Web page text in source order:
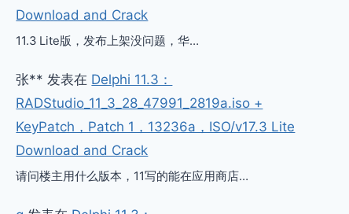
Download and Crack
11.3 Lite版，发布上架没问题，华…
张** 发表在 Delphi 11.3：
RADStudio_11_3_28_47991_2819a.iso +
KeyPatch，Patch 1，13236a，ISO/v17.3 Lite
Download and Crack
请问楼主用什么版本，11写的能在应用商店…